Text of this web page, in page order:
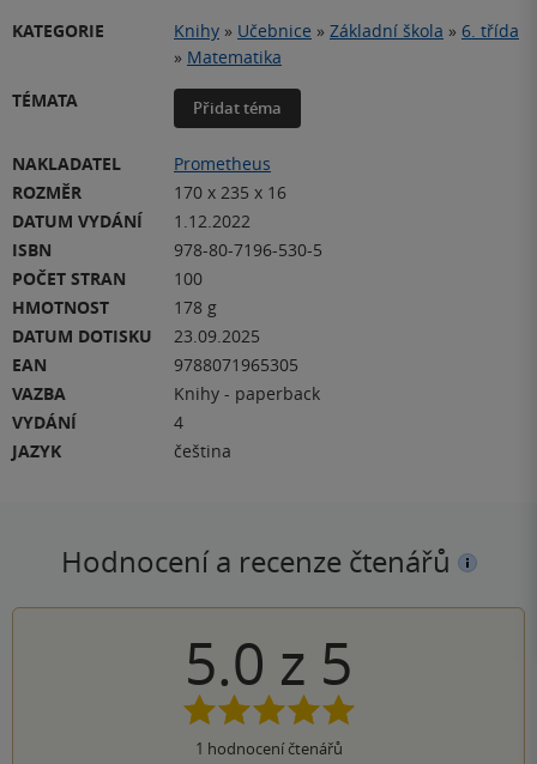
KATEGORIE
Knihy » Učebnice » Základní škola » 6. třída
» Matematika
TÉMATA
Přidat téma
NAKLADATEL
Prometheus
ROZMĚR
170 x 235 x 16
DATUM VYDÁNÍ
1.12.2022
ISBN
978-80-7196-530-5
POČET STRAN
100
HMOTNOST
178 g
DATUM DOTISKU
23.09.2025
EAN
9788071965305
VAZBA
Knihy - paperback
VYDÁNÍ
4
JAZYK
čeština
Hodnocení a recenze čtenářů
5.0 z 5
1 hodnocení čtenářů